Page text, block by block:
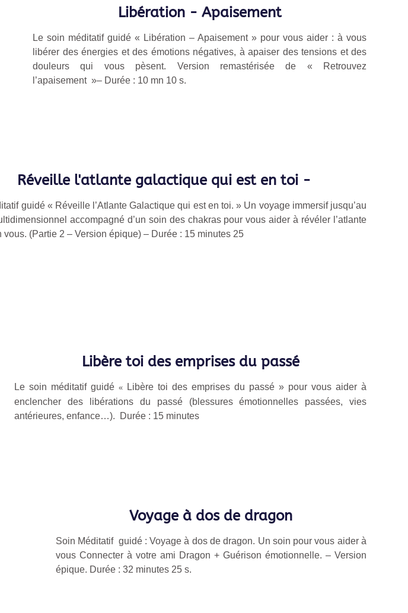
Libération - Apaisement
Le soin méditatif guidé « Libération – Apaisement » pour vous aider : à vous
libérer des énergies et des émotions négatives, à apaiser des tensions et des
douleurs qui vous pèsent. Version remastérisée de « Retrouvez
l’apaisement »– Durée : 10 mn 10 s.
Réveille l'atlante galactique qui est en toi -
guidé « Réveille l’Atlante Galactique qui est en toi. » Un voyage immersif jusqu’au
accompagné d’un soin des chakras pour vous aider à révéler l’atlante
vous. (Partie 2 – Version épique) – Durée : 15 minutes 25
Libère toi des emprises du passé
Le soin méditatif guidé«
Libère toi des emprises du passé » pour vous aider à
enclencher des libérations du passé (blessures émotionnelles passées, vies
antérieures, enfance…). Durée : 15 minutes
Voyage à dos de dragon
Soin Méditatif guidé : Voyage à dos de dragon. Un soin pour vous aider à
vous Connecter à votre ami Dragon + Guérison émotionnelle. – Version
épique. Durée : 32 minutes 25 s.